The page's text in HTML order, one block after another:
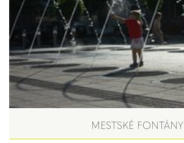
MESTSKÉ FONTÁNY